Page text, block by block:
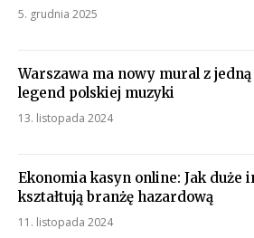
5. grudnia 2025
Warszawa ma nowy mural z
legend polskiej muzyki
13. listopada 2024
Ekonomia kasyn online: Jak duże
kształtują branżę hazardową
11. listopada 2024